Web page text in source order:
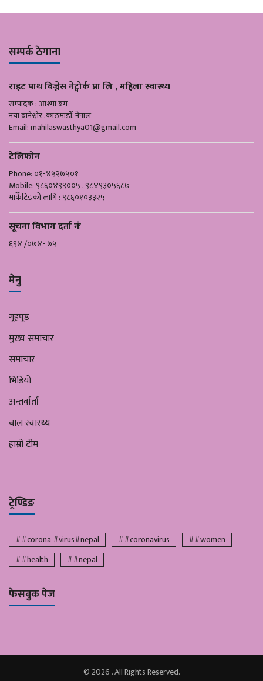
सम्पर्क ठेगाना
राइट पाथ बिज्नेस नेट्वोर्क प्रा लि , महिला स्वास्थ्य
सम्पादक : आश्मा बम
नया बानेश्वोर ,काठमाडौँ, नेपाल
Email:mahilaswasthya01@gmail.com
टेलिफोन
Phone: ०१-४५२७५०१
Mobile: ९८६०४९९००५ , ९८४९३०५६८७
मार्केटिङको लागि : ९८६०१०३३२५
सूचना विभाग दर्ता नंः
६९४ /०७४- ७५
मेनु
गृहपृष्ठ
मुख्य समाचार
समाचार
भिडियो
अन्तर्वार्ता
बाल स्वास्थ्य
हाम्रो टीम
ट्रेण्डिङ
##corona #virus#nepal ##coronavirus
##women
##health
##nepal
फेसबुक पेज
© 2026 . All Rights Reserved.